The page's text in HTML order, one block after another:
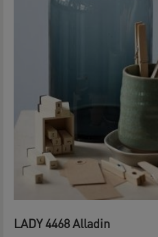
LADY 4468 Alladin